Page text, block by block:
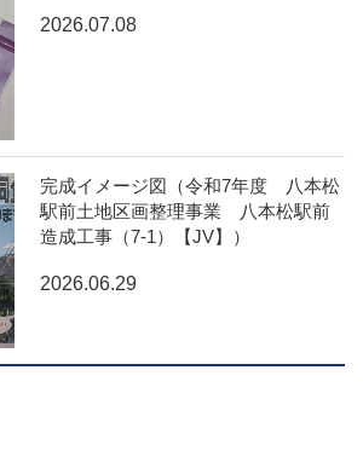
2026.07.08
完成イメージ図（令和7年度 八本松
駅前土地区画整理事業 八本松駅前
造成工事（7-1）【JV】）
2026.06.29